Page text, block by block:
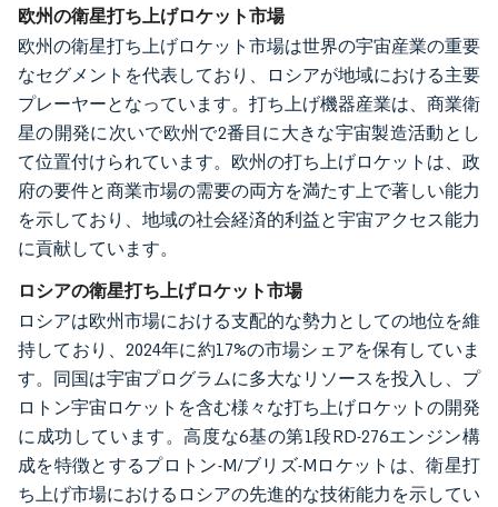
欧州の衛星打ち上げロケット市場
欧州の衛星打ち上げロケット市場は世界の宇宙産業の重要
なセグメントを代表しており、ロシアが地域における主要
プレーヤーとなっています。打ち上げ機器産業は、商業衛
星の開発に次いで欧州で2番目に大きな宇宙製造活動とし
て位置付けられています。欧州の打ち上げロケットは、政
府の要件と商業市場の需要の両方を満たす上で著しい能力
を示しており、地域の社会経済的利益と宇宙アクセス能力
に貢献しています。
ロシアの衛星打ち上げロケット市場
ロシアは欧州市場における支配的な勢力としての地位を維
持しており、2024年に約17%の市場シェアを保有していま
す。同国は宇宙プログラムに多大なリソースを投入し、プ
ロトン宇宙ロケットを含む様々な打ち上げロケットの開発
に成功しています。高度な6基の第1段RD-276エンジン構
成を特徴とするプロトン-M/ブリズ-Mロケットは、衛星打
ち上げ市場におけるロシアの先進的な技術能力を示してい